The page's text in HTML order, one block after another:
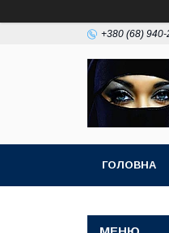
+380 (68) 940-
ГОЛОВНА